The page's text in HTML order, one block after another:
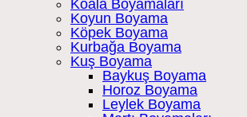
Koala Boyamaları
Koyun Boyama
Köpek Boyama
Kurbağa Boyama
Kuş Boyama
Baykuş Boyama
Horoz Boyama
Leylek Boyama